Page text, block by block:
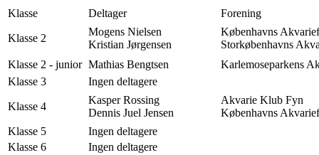
Klasse Deltager Forening
Klasse 2
Mogens Nielsen
Kristian Jørgensen
Københavns
Storkøbenhavns
Klasse 2 - junior Mathias Bengtsen
Karlemoseparkens
Klasse 3
Ingen deltagere
Klasse 4
Kasper Rossing
Dennis Juel Jensen
Akvarie Klub Fyn
Københavns
Klasse 5
Ingen deltagere
Klasse 6
Ingen deltagere